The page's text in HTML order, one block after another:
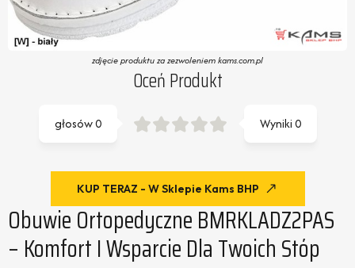
zdjęcie produktu za zezwoleniem kams.com.pl
Oceń Produkt
Wyniki0
głosów0
KUP TERAZ - W Sklepie Kams BHP
Obuwie Ortopedyczne BMRKLADZ2PAS
– Komfort I Wsparcie Dla Twoich Stóp